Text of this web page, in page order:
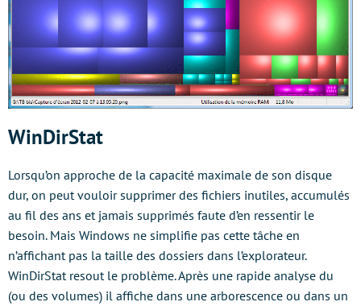
WinDirStat
Lorsqu’on approche de la capacité maximale de son disque
dur, on peut vouloir supprimer des fichiers inutiles, accumulés
au fil des ans et jamais supprimés faute d’en ressentir le
besoin. Mais Windows ne simplifie pas cette tâche en
n’affichant pas la taille des dossiers dans l’explorateur.
WinDirStat resout le problème. Après une rapide analyse du
(ou des volumes) il affiche dans une arborescence ou dans un